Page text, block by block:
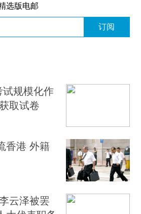
选版电邮
订阅
试规模化作
取试卷
香港 外籍
云泽被罢